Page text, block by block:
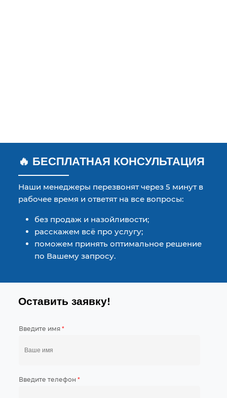
🔥 БЕСПЛАТНАЯ КОНСУЛЬТАЦИЯ
Наши менеджеры перезвонят через 5 минут в
рабочее время и ответят на все вопросы:
без продаж и назойливости;
расскажем всё про услугу;
поможем принять оптимальное решение
по Вашему запросу.
Оставить заявку!
Введите имя *
Введите телефон *